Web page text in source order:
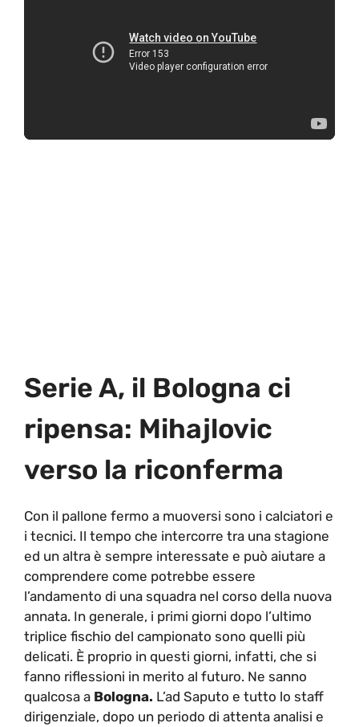
Serie A, il Bologna ci
ripensa: Mihajlovic
verso la riconferma
Con il pallone fermo a muoversi sono i calciatori e
i tecnici. Il tempo che intercorre tra una stagione
ed un altra è sempre interessate e può aiutare a
comprendere come potrebbe essere
l’andamento di una squadra nel corso della nuova
annata. In generale, i primi giorni dopo l’ultimo
triplice fischio del campionato sono quelli più
delicati. È proprio in questi giorni, infatti, che si
fanno riflessioni in merito al futuro. Ne sanno
qualcosa a Bologna. L’ad Saputo e tutto lo staff
dirigenziale, dopo un periodo di attenta analisi e